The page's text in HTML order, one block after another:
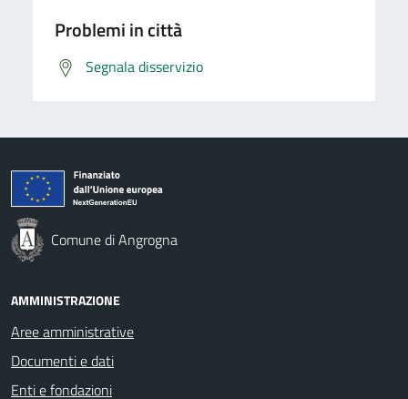
Problemi in città
Segnala disservizio
Comune di Angrogna
AMMINISTRAZIONE
Aree amministrative
Documenti e dati
Enti e fondazioni